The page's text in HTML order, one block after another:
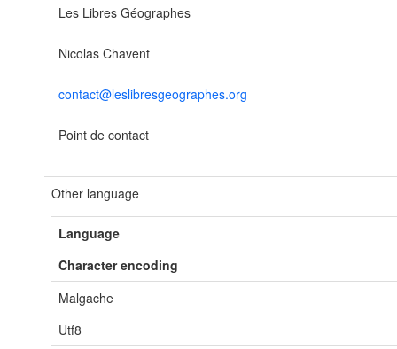
Les Libres Géographes
Nicolas Chavent
contact@leslibresgeographes.org
Point de contact
Other language
Language
Character encoding
Malgache
Utf8